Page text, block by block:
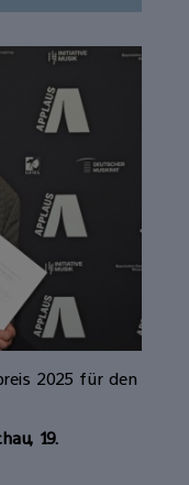
2025 für den
19.